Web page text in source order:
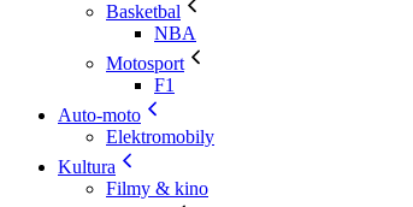
Basketbal
NBA
Motosport
F1
Auto-moto
Elektromobily
Kultura
Filmy & kino